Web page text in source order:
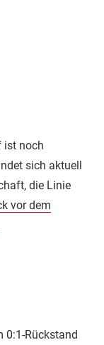
ist noch
sich aktuell
die Linie
vor dem
0:1-Rückstand